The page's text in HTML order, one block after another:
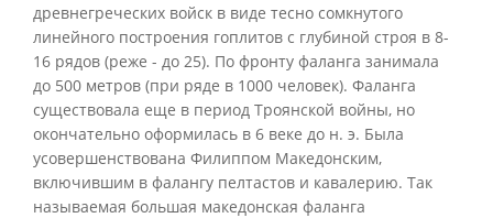
древнегреческих войск в виде тесно сомкнутого
линейного построения гоплитов с глубиной строя в 8-
16 рядов (реже - до 25). По фронту фаланга занимала
до 500 метров (при ряде в 1000 человек). Фаланга
существовала еще в период Троянской войны, но
окончательно оформилась в 6 веке до н. э. Была
усовершенствована Филиппом Македонским,
включившим в фалангу пелтастов и кавалерию. Так
называемая большая македонская фаланга